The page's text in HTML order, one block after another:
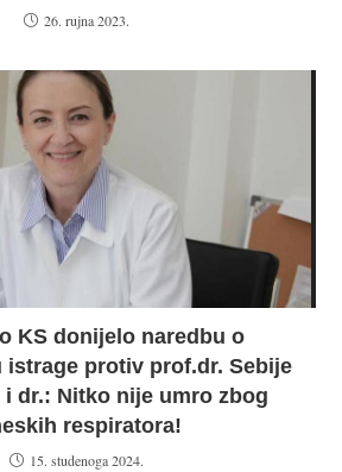
26. rujna 2023.
KS donijelo naredbu o
istrage protiv prof.dr. Sebije
i dr.: Nitko nije umro zbog
respiratora!
15. studenoga 2024.